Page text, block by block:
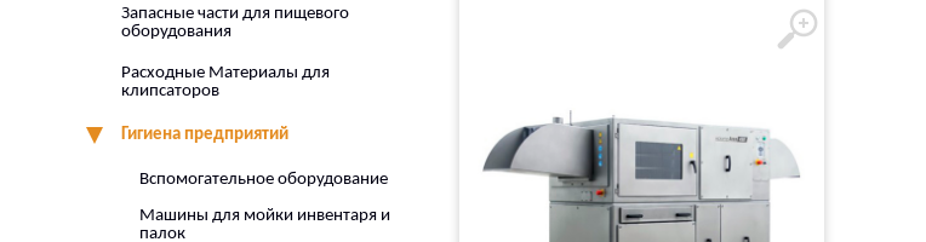
Запасные части для пищевого
оборудования
Расходные Материалы для
клипсаторов
Гигиена предприятий
Вспомогательное оборудование
Машины для мойки инвентаря и
палок